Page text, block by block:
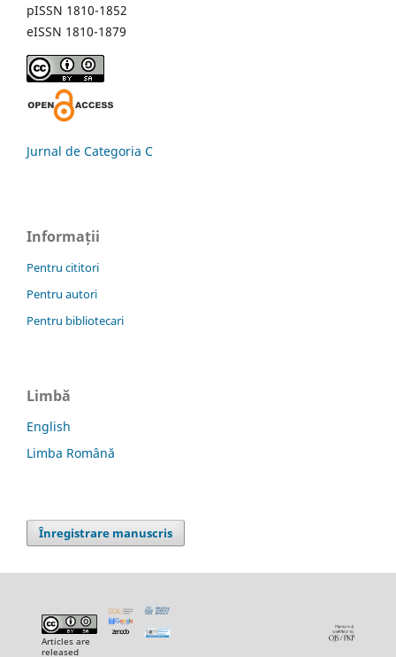
pISSN 1810-1852
eISSN 1810-1879
Jurnal de Categoria C
Informații
Pentru cititori
Pentru autori
Pentru bibliotecari
Limbă
English
Limba Română
Înregistrare manuscris
Articles are
released